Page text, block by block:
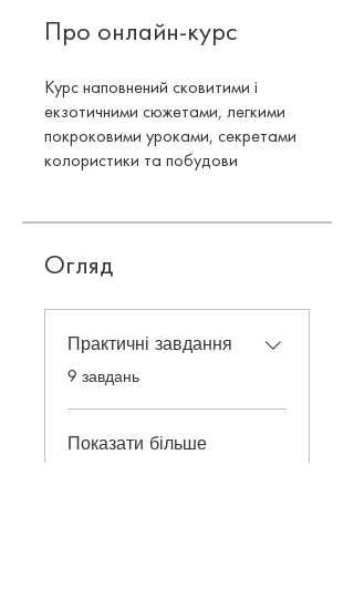
Про онлайн-курс
Курс наповнений сковитими і
екзотичними сюжетами, легкими
покроковими уроками, секретами
колористики та побудови
Огляд
Практичні завдання
.
9 завдань
Показати більше